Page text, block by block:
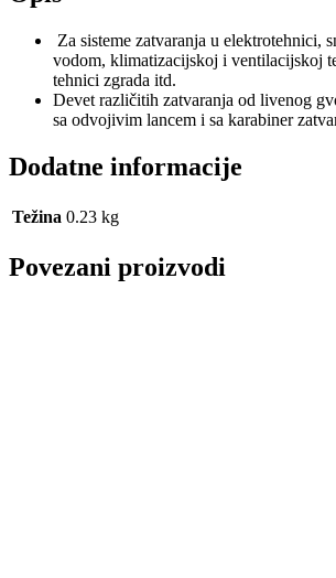
Za sisteme zatvaranja u elektrotehnici,
vodom, klimatizacijskoj i ventilacijskoj
tehnici zgrada itd.
Devet različitih zatvaranja od livenog
sa odvojivim lancem i sa karabiner
Dodatne informacije
Težina 0.23 kg
Povezani proizvodi